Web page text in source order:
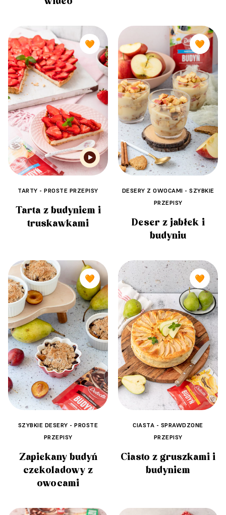
🧡
TARTY - PROSTE PRZEPISY
Tarta z budyniem i
truskawkami
🧡
DESERY Z OWOCAMI - SZYBKIE
PRZEPISY
Deser z jabłek i
budyniu
🧡
SZYBKIE DESERY - PROSTE
PRZEPISY
Zapiekany budyń
czekoladowy z
owocami
🧡
CIASTA - SPRAWDZONE
PRZEPISY
Ciasto z gruszkami i
budyniem